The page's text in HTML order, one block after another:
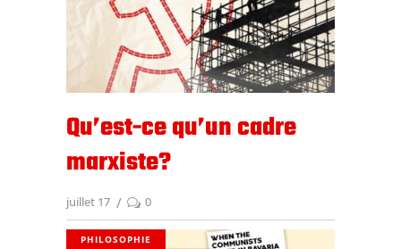
Qu’est-ce qu’un cadre
marxiste?
juillet 17 0
PHILOSOPHIE